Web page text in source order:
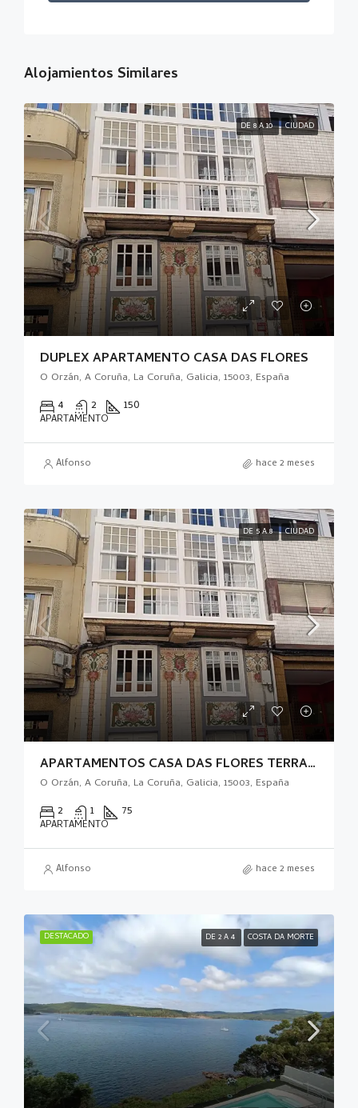
Alojamientos Similares
DE 8 A 10 CIUDAD
DUPLEX APARTAMENTO CASA DAS FLORES
O Orzán, A Coruña, La Coruña, Galicia, 15003, España
4 2 150
APARTAMENTO
Alfonso hace 2 meses
DE 5 A 8 CIUDAD
APARTAMENTOS CASA DAS FLORES TERRAZA
O Orzán, A Coruña, La Coruña, Galicia, 15003, España
2 1 75
APARTAMENTO
Alfonso hace 2 meses
DESTACADO DE 2 A 4 COSTA DA MORTE